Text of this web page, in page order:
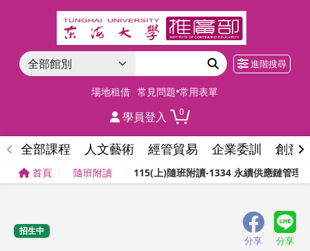
進階搜尋
場地租借 常見問題•常用表單
學員登入 0
全部課程 人文藝術 經管貿易 企業委訓 創意
首頁 隨班附讀 115(上)隨班附讀-1334 永續供應鏈管理
招生中
分享 分享